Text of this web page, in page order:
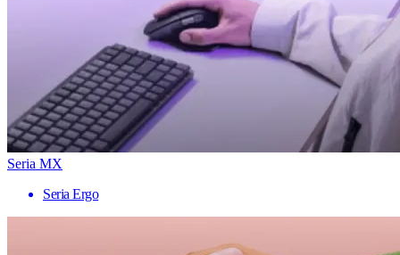
Seria MX
Seria Ergo